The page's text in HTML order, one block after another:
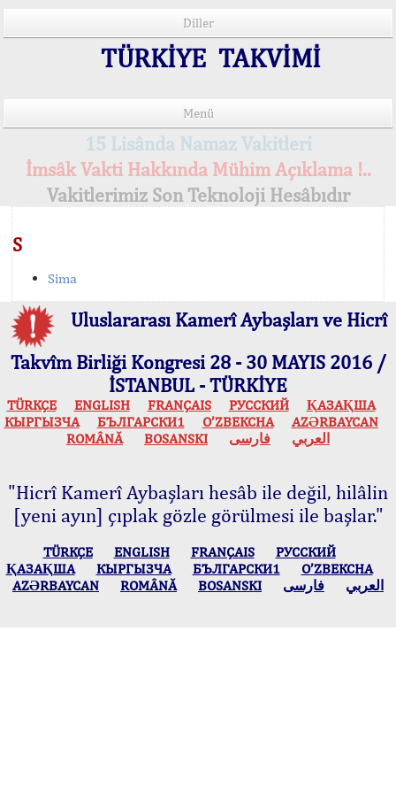
Diller
TÜRKİYE TAKVİMİ
Menü
15 Lisânda Namaz Vakitleri
İmsâk Vakti Hakkında Mühim Açıklama !..
Vakitlerimiz Son Teknoloji Hesâbıdır
S
Sima
Uluslararası Kamerî Aybaşları ve Hicrî
Takvîm Birliği Kongresi 28 - 30 MAYIS 2016 /
İSTANBUL - TÜRKİYE
TÜRKÇE ENGLISH FRANÇAIS РУССКИЙ
ҚАЗАҚША
КЫPГЫЗЧA
БЪЛГАРСКИ1 O’ZBEKCHA
AZӘRBAYCAN
ROMÂNĂ
BOSANSKI العربي فارسی
"Hicrî Kamerî Aybaşları hesâb ile değil, hilâlin
[yeni ayın] çıplak gözle görülmesi ile başlar."
TÜRKÇE ENGLISH FRANÇAIS
РУССКИЙ
ҚАЗАҚША
КЫPГЫЗЧA БЪЛГАРСКИ1
O’ZBEKCHA
AZӘRBAYCAN
ROMÂNĂ BOSANSKI العربي فارسی